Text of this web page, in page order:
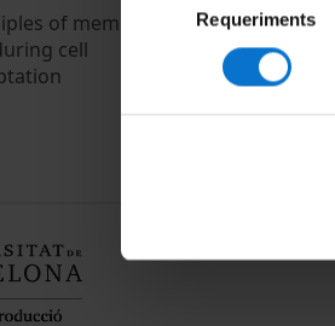
consentiment
Requeriments
of membrane
cell
food
6